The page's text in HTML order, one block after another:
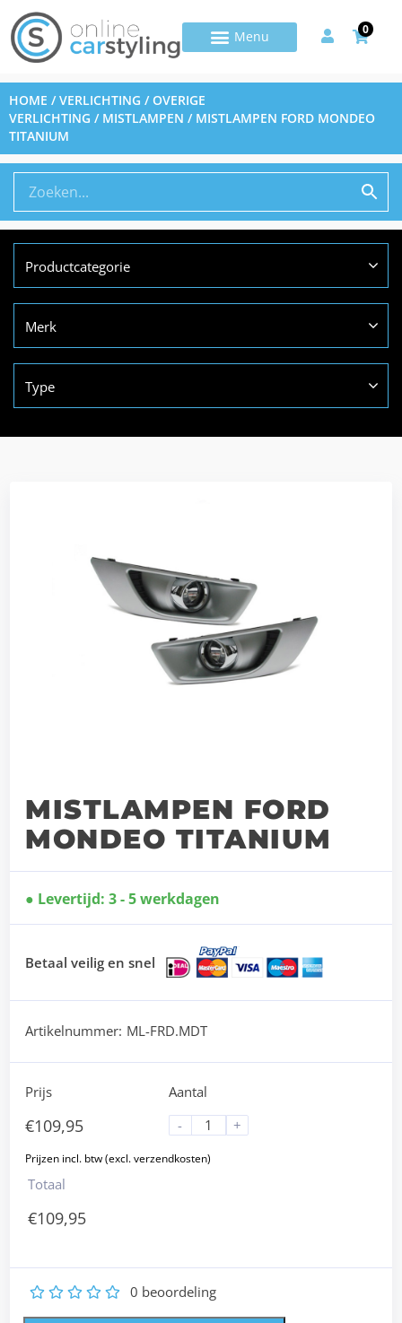
0
HOME /VERLICHTING /OVERIGE
VERLICHTING / MISTLAMPEN / MISTLAMPEN FORD MONDEO
TITANIUM
Productcategorie
Merk
Type
MISTLAMPEN FORD
MONDEO TITANIUM
Levertijd: 3 - 5 werkdagen
Betaal veilig en snel
Artikelnummer: ML-FRD.MDT
Prijs
€109,95
Aantal
-
+
Totaal
€109,95
5
4
3
2 0 beoordeling